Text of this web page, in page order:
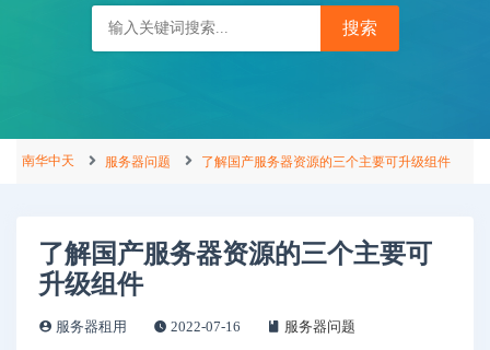
南华中天 服务器问题 了解国产服务器资源的三个主要可升级组件
了解国产服务器资源的三个主要可
升级组件
服务器租用 2022-07-16
服务器问题